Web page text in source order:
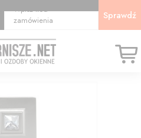
Wpisz kod
zamówienia
Sprawdź